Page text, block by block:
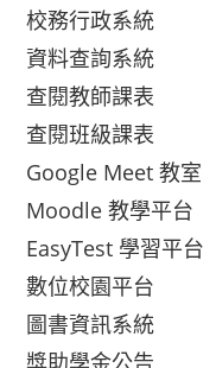
校務行政系統
資料查詢系統
查閱教師課表
查閱班級課表
Google Meet 教室
Moodle 教學平台
EasyTest 學習平台
數位校園平台
圖書資訊系統
獎助學金公告